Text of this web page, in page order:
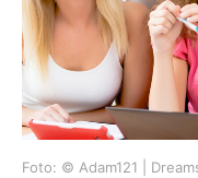
Foto: © Adam121 |